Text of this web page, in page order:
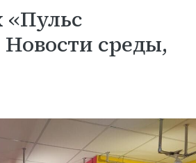
Новости среды,